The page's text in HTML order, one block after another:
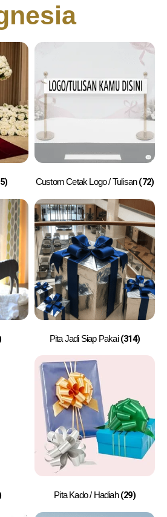
Custom Cetak Logo / Tulisan(72)
Pita Jadi Siap Pakai(314)
Pita Kado / Hadiah(29)